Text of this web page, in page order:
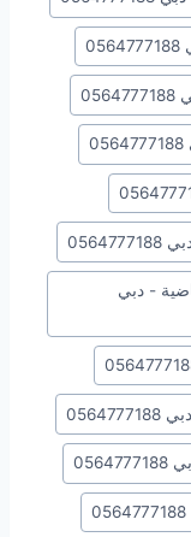
- دبي